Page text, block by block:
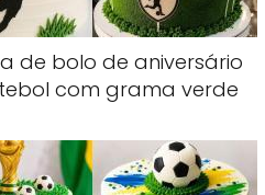
de bolo de aniversário
com grama verde